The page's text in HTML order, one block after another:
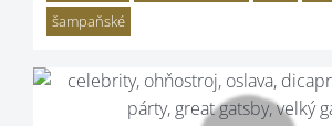
šampaňské